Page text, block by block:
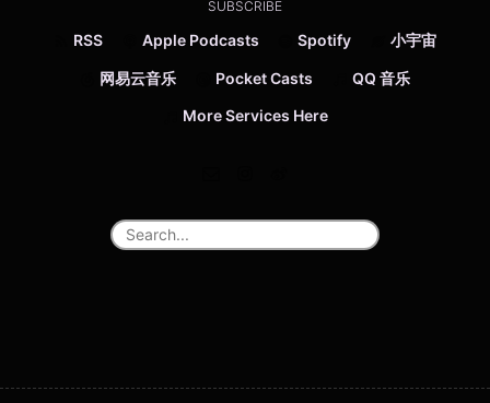
SUBSCRIBE
RSS Apple Podcasts Spotify 小宇宙
网易云音乐 Pocket Casts QQ 音乐
More Services Here